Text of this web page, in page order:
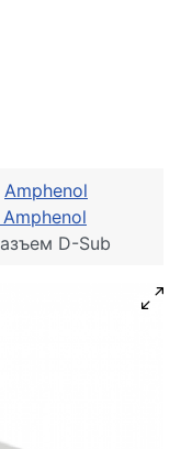
Amphenol
D-Sub